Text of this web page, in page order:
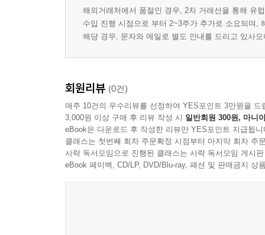
해외거래처에서 품절인 경우, 2차 거래선을 통해 유
수입 진행 시점으로 부터 2~3주가 추가로 소요되며,
해당 경우, 문자와 메일로 별도 안내를 드리고 있사
회원리뷰 (0건)
매주 10건의 우수리뷰를 선정하여 YES포인트 3만원을 드
3,000원 이상 구매 후 리뷰 작성 시 일반회원 300원, 마니
eBook은 다운로드 후 작성한 리뷰만 YES포인트 지급됩니
클래스는 첫번째 회차 주문확정 시점부터 마지막 회차 주
사락 독서모임으로 진행된 클래스는 사락 독서모임 게시
eBook 페이백, CD/LP, DVD/Blu-ray, 패션 및 판매금지 상